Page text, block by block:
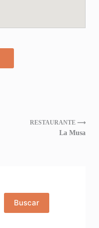
RESTAURANTE ⟶
La Musa
Buscar